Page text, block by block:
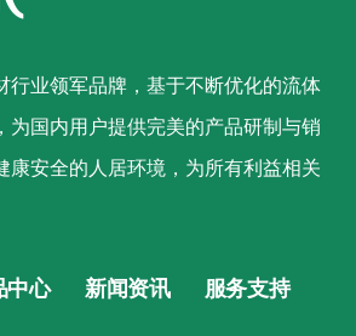
行业领军品牌，基于不断优化的流体
为国内用户提供完美的产品研制与销
康安全的人居环境，为所有利益相关
中心 新闻资讯 服务支持